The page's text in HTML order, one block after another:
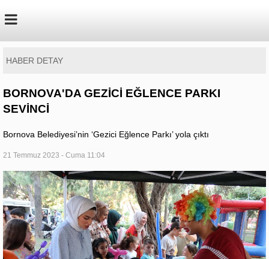
HABER DETAY
BORNOVA'DA GEZİCİ EĞLENCE PARKI
SEVİNCİ
Bornova Belediyesi’nin ‘Gezici Eğlence Parkı’ yola çıktı
21 Temmuz 2023 - Cuma 11:04